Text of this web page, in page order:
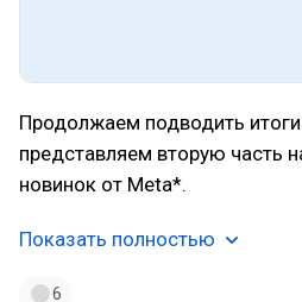
Продолжаем подводить
представляем вторую часть
новинок от Meta*.
Показать полностью
6